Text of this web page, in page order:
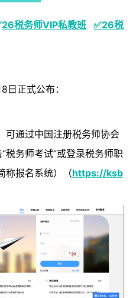
26税务师VIP私教班 ✅26税
正式公布：
可通过中国注册税务师协会
务师考试”或登录税务师职
称报名系统）（https://ksb